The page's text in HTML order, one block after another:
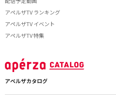
アペルザTV ランキング
アペルザTV イベント
アペルザTV 特集
アペルザカタログ